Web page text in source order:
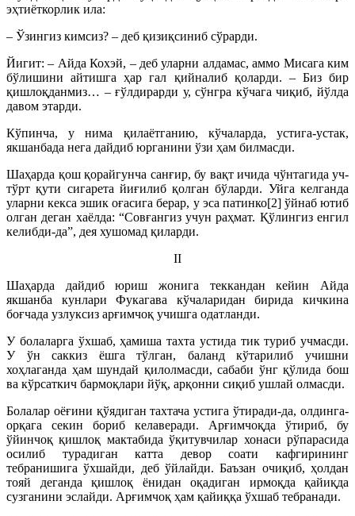
эҳтиёткорлик ила:
– Ўзингиз кимсиз? – деб қизиқсиниб сўрарди.
Йигит: – Айда Кохэй, – деб уларни алдамас, аммо Мисага ким
бўлишини айтишга ҳар гал қийналиб қоларди. – Биз бир
қишлоқданмиз… – ғўлдирарди у, сўнгра кўчага чиқиб, йўлда
давом этарди.
Кўпинча, у нима қилаётганию, кўчаларда, устига-устак,
якшанбада нега дайдиб юрганини ўзи ҳам билмасди.
Шаҳарда қош қорайгунча санғир, бу вақт ичида чўнтагида уч-
тўрт қути сигарета йиғилиб қолган бўларди. Уйга келганда
уларни кекса эшик оғасига берар, у эса патинко[2] ўйнаб ютиб
олган деган хаёлда: “Совғангиз учун раҳмат. Қўлингиз енгил
келибди-да”, дея хушомад қиларди.
II
Шаҳарда дайдиб юриш жонига теккандан кейин Айда
якшанба кунлари Фукагава кўчаларидан бирида кичкина
боғчада узлуксиз арғимчоқ учишга одатланди.
У болаларга ўхшаб, ҳамиша тахта устида тик туриб учмасди.
У ўн саккиз ёшга тўлган, баланд кўтарилиб учишни
хоҳлаганда ҳам шундай қилолмасди, сабаби ўнг қўлида бош
ва кўрсаткич бармоқлари йўқ, арқонни сиқиб ушлай олмасди.
Болалар оёғини қўядиган тахтача устига ўтиради-да, олдинга-
орқага секин бориб келаверади. Арғимчоқда ўтириб, бу
ўйинчоқ қишлоқ мактабида ўқитувчилар хонаси рўпарасида
осилиб турадиган катта девор соати кафгирининг
тебранишига ўхшайди, деб ўйлайди. Баъзан очиқиб, ҳолдан
тояй деганда қишлоқ ёнидан оқадиган ирмоқда қайиқда
сузганини эслайди. Арғимчоқ ҳам қайиққа ўхшаб тебранади.